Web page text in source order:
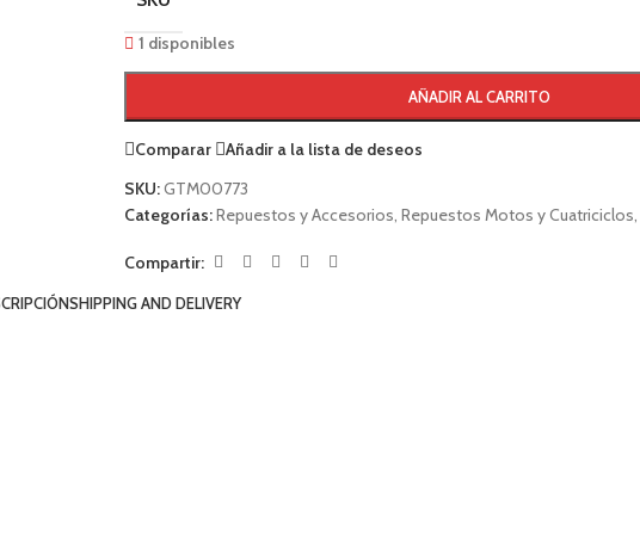
1 disponibles
AÑADIR AL CARRITO
Comparar
Añadir a la lista de deseos
SKU:GTM00773
Categorías:Repuestos y Accesorios, Repuestos Motos y Cuatriciclos,
Compartir:
SHIPPING AND DELIVERY